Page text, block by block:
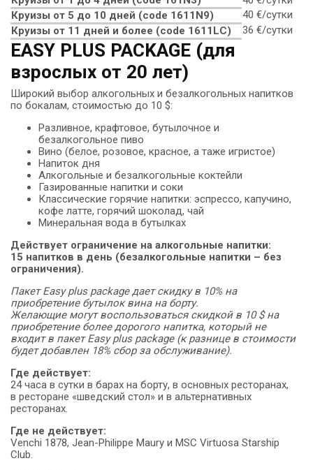
Круизы от 5 до 10 дней (сode 1611N9)
40 €/сутки
Круизы от 11 дней и более (code 1611LC)
36 €/сутки
EASY PLUS PACKAGE (для
взрослых от 20 лет)
Широкий выбор алкогольных и безалкогольных напитков
по бокалам, стоимостью до 10 $:
Разливное, крафтовое, бутылочное и
безалкогольное пиво
Вино (белое, розовое, красное, а таже игристое)
Напиток дня
Алкогольные и безалкогольные коктейли
Газированные напитки и соки
Классические горячие напитки: эспрессо, капучино,
кофе латте, горячий шоколад, чай
Минеральная вода в бутылках
Действует ограничение на алкогольные напитки:
15 напитков в день (безалкогольные напитки – без
ограничения).
Пакет Easy plus package дает скидку в 10% на
приобретение бутылок вина на борту.
Желающие могут воспользоваться скидкой в 10 $ на
приобретение более дорогого напитка, который не
входит в пакет Easy plus package (к разнице в стоимости
будет добавлен 18% сбор за обслуживание).
Где действует:
24 часа в сутки в барах на борту, в основных ресторанах,
в ресторане «шведский стол» и в альтернативных
ресторанах.
Где не действует:
Venchi 1878, Jean-Philippe Maury и MSC Virtuosa Starship
Club.